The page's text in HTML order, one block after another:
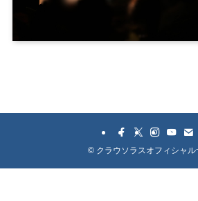
©クラウソラスオフィシャル